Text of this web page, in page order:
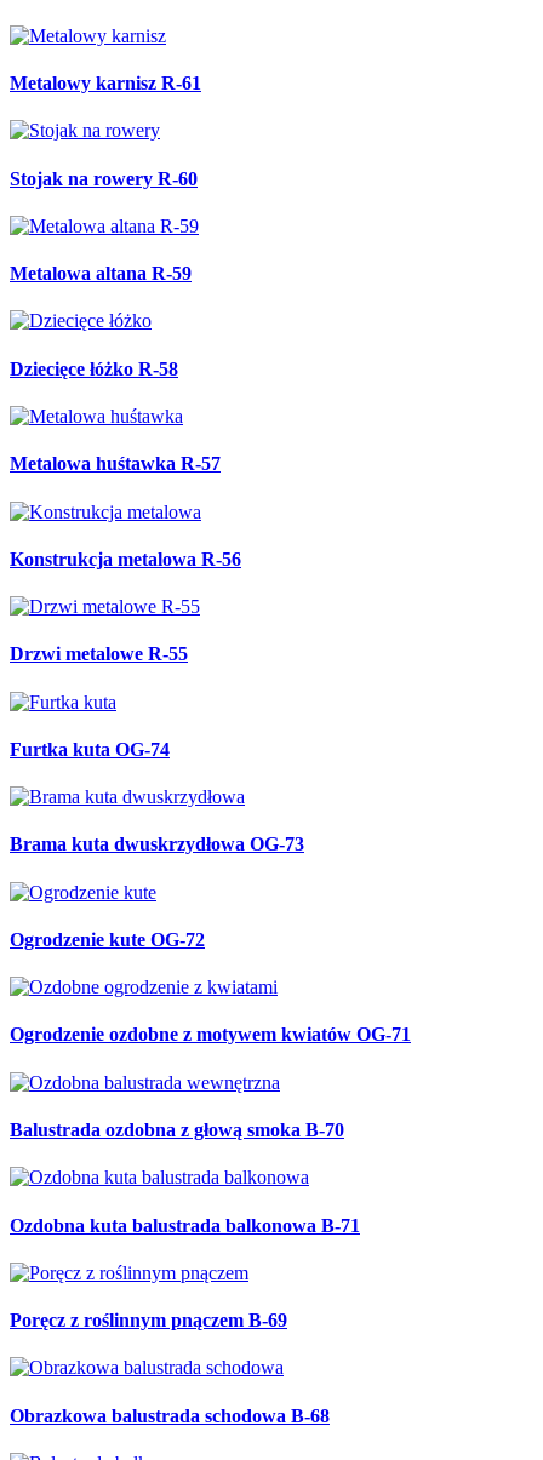
Metalowy karnisz R-61
Stojak na rowery R-60
Metalowa altana R-59
Dziecięce łóżko R-58
Metalowa huśtawka R-57
Konstrukcja metalowa R-56
Drzwi metalowe R-55
Furtka kuta OG-74
Brama kuta dwuskrzydłowa OG-73
Ogrodzenie kute OG-72
Ogrodzenie ozdobne z motywem kwiatów OG-71
Balustrada ozdobna z głową smoka B-70
Ozdobna kuta balustrada balkonowa B-71
Poręcz z roślinnym pnączem B-69
Obrazkowa balustrada schodowa B-68